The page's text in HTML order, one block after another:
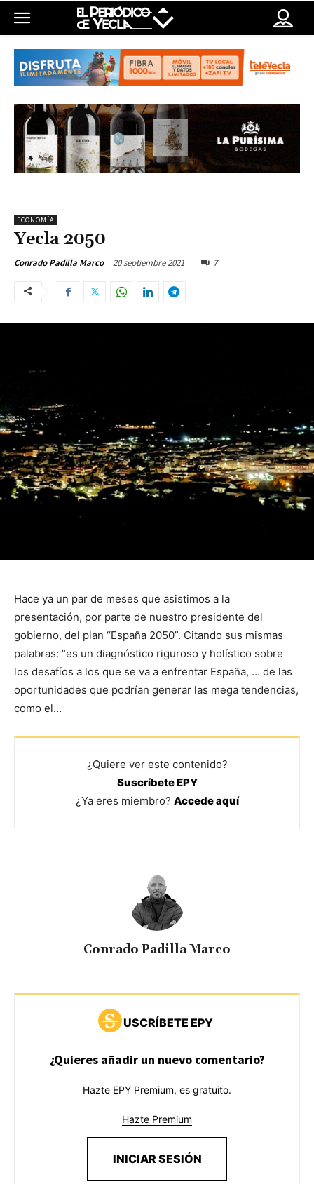
ECONOMÍA
Yecla 2050
Conrado Padilla Marco 20 septiembre 2021 7
Hace ya un par de meses que asistimos a la
presentación, por parte de nuestro presidente del
gobierno, del plan “España 2050”. Citando sus mismas
palabras: “es un diagnóstico riguroso y holístico sobre
los desafíos a los que se va a enfrentar España, … de las
oportunidades que podrían generar las mega tendencias,
como el…
¿Quiere ver este contenido?
Suscríbete EPY
¿Ya eres miembro? Accede aquí
Conrado Padilla Marco
USCRÍBETE EPY
¿Quieres añadir un nuevo comentario?
Hazte EPY Premium, es gratuito.
Hazte Premium
INICIAR SESIÓN